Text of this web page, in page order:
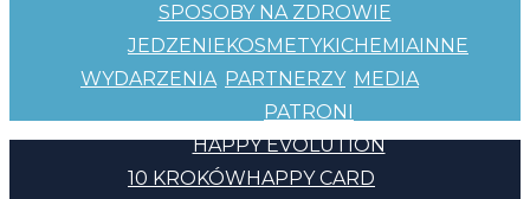
SPOSOBY NA ZDROWIE
JEDZENIEKOSMETYKICHEMIAINNE
WYDARZENIA PARTNERZY
PATRONI
MEDIA
HAPPY EVOLUTION
10 KROKÓWHAPPY CARD